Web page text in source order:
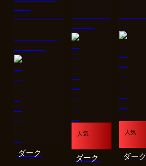
ダーク
人気
ダーク
人気
ダーク